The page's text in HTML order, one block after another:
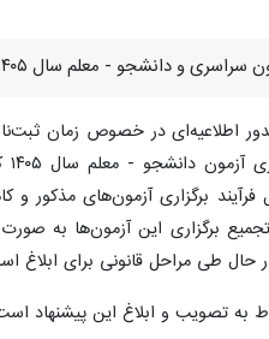
در پایان اردیبهشت‌ماه امسال خواهد بود.
سال ۱۴۰۵ می‌رساند: به منظور تسهیل فرآیند
برگزاری این آزمون‌ها به
حال طی مراحل قانونی برای ابلاغ
به تصویب و ابلاغ این پیشنهاد